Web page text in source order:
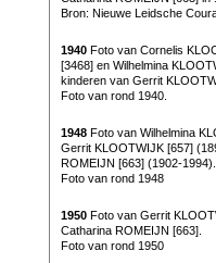
Bron: Nieuwe Leidsche
1940Foto van Cornelis
[3468] en Wilhelmina
kinderen van Gerrit
Foto van rond 1940.
1948Foto van Wilhelmina
Gerrit KLOOTWIJK [657]
ROMEIJN [663] (1902-1994).
Foto van rond 1948
1950Foto van Gerrit
Catharina ROMEIJN [663].
Foto van rond 1950